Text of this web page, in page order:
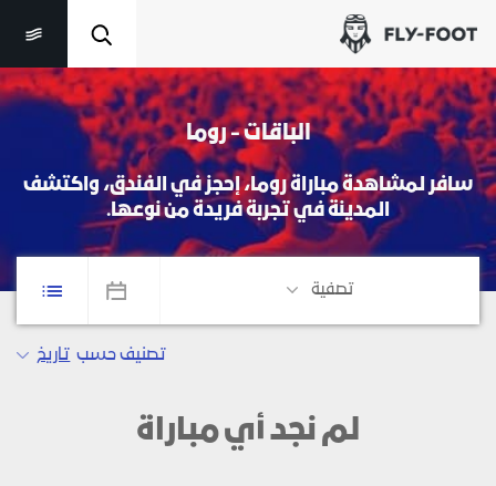
الباقات - روما
سافر لمشاهدة مباراة روما، إحجز في الفندق، واكتشف
المدينة في تجربة فريدة من نوعها.
تصفية
تصنيف حسب تاريخ
لم نجد أي مباراة